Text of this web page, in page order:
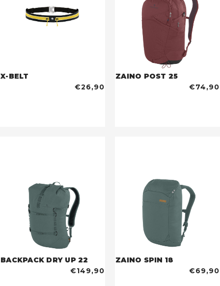
X-BELT
€26,90
ZAINO POST 25
€74,90
BACKPACK DRY UP 22
€149,90
ZAINO SPIN 18
€69,90